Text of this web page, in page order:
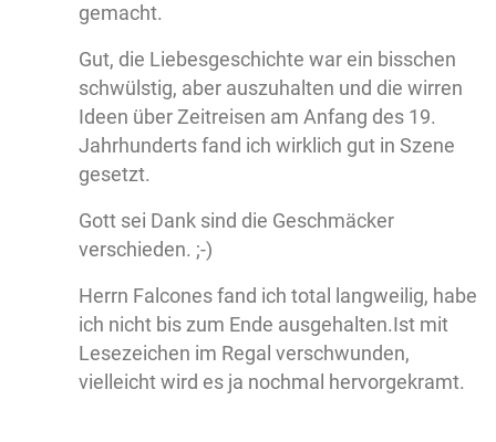
gemacht.
Gut, die Liebesgeschichte war ein bisschen
schwülstig, aber auszuhalten und die wirren
Ideen über Zeitreisen am Anfang des 19.
Jahrhunderts fand ich wirklich gut in Szene
gesetzt.
Gott sei Dank sind die Geschmäcker
verschieden. ;-)
Herrn Falcones fand ich total langweilig, habe
ich nicht bis zum Ende ausgehalten.Ist mit
Lesezeichen im Regal verschwunden,
vielleicht wird es ja nochmal hervorgekramt.